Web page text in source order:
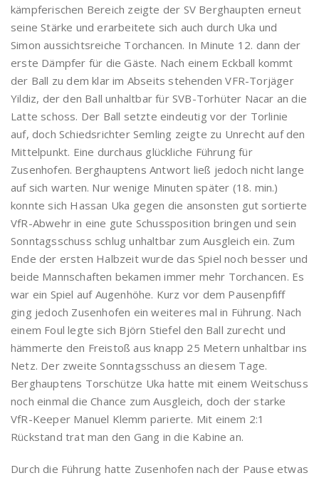
kämpferischen Bereich zeigte der SV Berghaupten erneut
seine Stärke und erarbeitete sich auch durch Uka und
Simon aussichtsreiche Torchancen. In Minute 12. dann der
erste Dämpfer für die Gäste. Nach einem Eckball kommt
der Ball zu dem klar im Abseits stehenden VFR-Torjäger
Yildiz, der den Ball unhaltbar für SVB-Torhüter Nacar an die
Latte schoss. Der Ball setzte eindeutig vor der Torlinie
auf, doch Schiedsrichter Semling zeigte zu Unrecht auf den
Mittelpunkt. Eine durchaus glückliche Führung für
Zusenhofen. Berghauptens Antwort ließ jedoch nicht lange
auf sich warten. Nur wenige Minuten später (18. min.)
konnte sich Hassan Uka gegen die ansonsten gut sortierte
VfR-Abwehr in eine gute Schussposition bringen und sein
Sonntagsschuss schlug unhaltbar zum Ausgleich ein. Zum
Ende der ersten Halbzeit wurde das Spiel noch besser und
beide Mannschaften bekamen immer mehr Torchancen. Es
war ein Spiel auf Augenhöhe. Kurz vor dem Pausenpfiff
ging jedoch Zusenhofen ein weiteres mal in Führung. Nach
einem Foul legte sich Björn Stiefel den Ball zurecht und
hämmerte den Freistoß aus knapp 25 Metern unhaltbar ins
Netz. Der zweite Sonntagsschuss an diesem Tage.
Berghauptens Torschütze Uka hatte mit einem Weitschuss
noch einmal die Chance zum Ausgleich, doch der starke
VfR-Keeper Manuel Klemm parierte. Mit einem 2:1
Rückstand trat man den Gang in die Kabine an.
Durch die Führung hatte Zusenhofen nach der Pause etwas